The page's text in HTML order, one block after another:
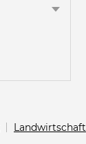
Landwirtschaft